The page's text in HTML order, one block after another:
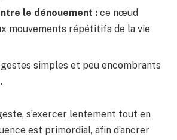
le dénouement : ce nœud
mouvements répétitifs de la vie
gestes simples et peu encombrants
s’exercer lentement tout en
est primordial, afin d’ancrer